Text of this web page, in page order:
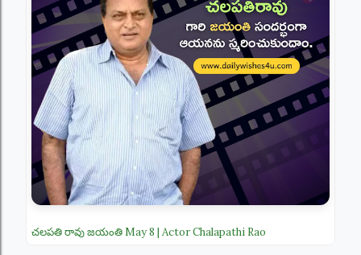
చలపతి రావు జయంతి May 8 | Actor Chalapathi Rao